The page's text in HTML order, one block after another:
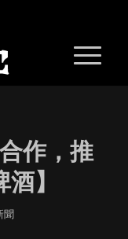
作，推
】
聞